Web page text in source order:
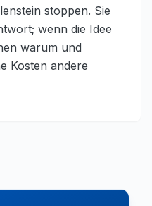
stoppen. Sie
wenn die Idee
warum und
Kosten andere